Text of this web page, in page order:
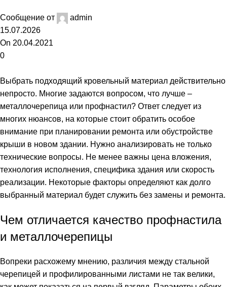
Сообщение от
admin
15.07.2026
On 20.04.2021
0
Выбрать подходящий кровельный материал действительно
непросто. Многие задаются вопросом, что лучше –
металлочерепица или профнастил? Ответ следует из
многих нюансов, на которые стоит обратить особое
внимание при планировании ремонта или обустройстве
крыши в новом здании. Нужно анализировать не только
технические вопросы. Не менее важны цена вложения,
технология исполнения, специфика здания или скорость
реализации. Некоторые факторы определяют как долго
выбранный материал будет служить без замены и ремонта.
Чем отличается качество профнастила
и металлочерепицы
Вопреки расхожему мнению, различия между стальной
черепицей и профилированными листами не так велики,